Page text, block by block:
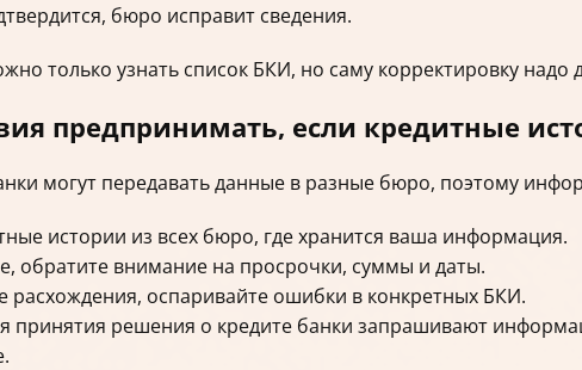
бюро исправит сведения.
только узнать список БКИ, но саму корректировку надо
предпринимать, если кредитные
могут передавать данные в разные бюро, поэтому
истории из всех бюро, где хранится ваша информация.
обратите внимание на просрочки, суммы и даты.
расхождения, оспаривайте ошибки в конкретных БКИ.
принятия решения о кредите банки запрашивают